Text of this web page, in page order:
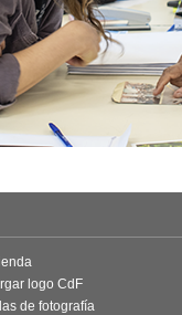
logo CdF
de fotografía